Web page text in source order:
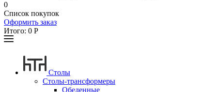
0
Список покупок
Оформить заказ
Итого: 0 Р
Столы
Столы-трансформеры
Обеденные